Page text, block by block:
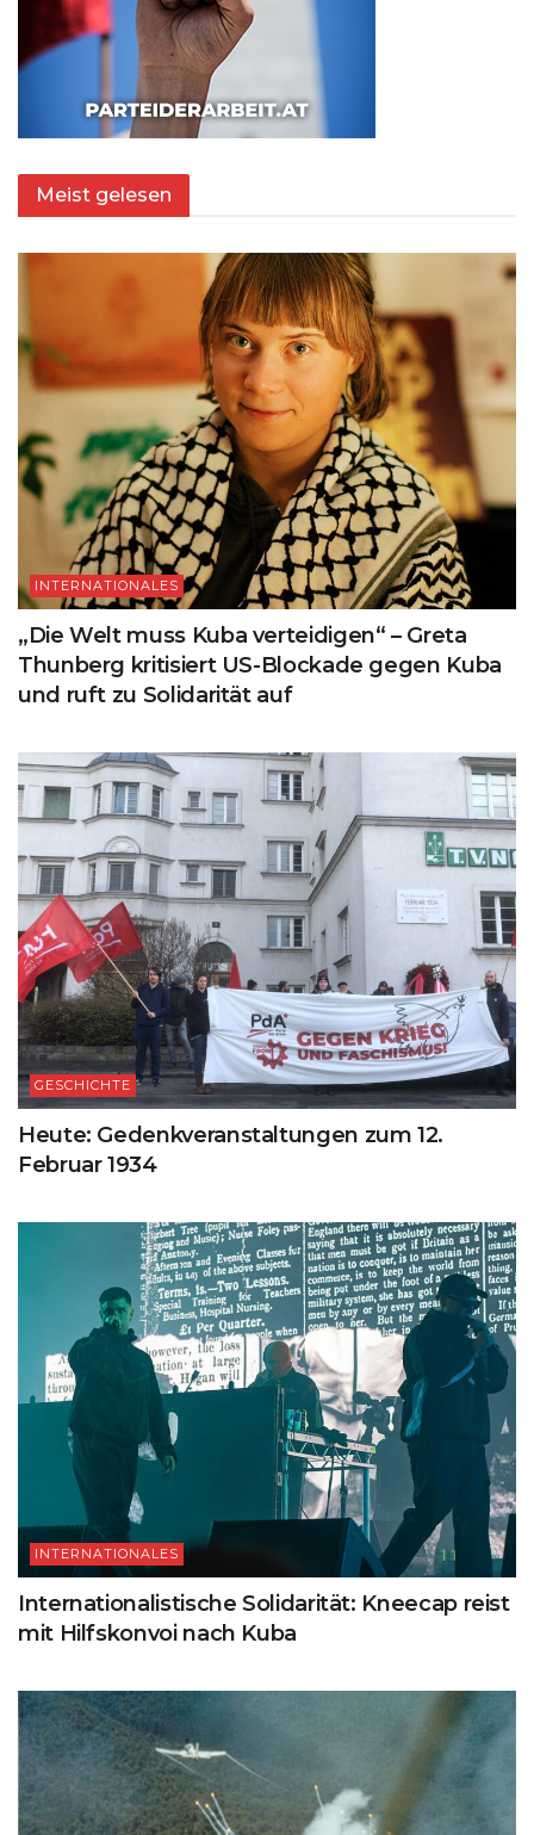
Meist gelesen
INTERNATIONALES
„Die Welt muss Kuba verteidigen“ – Greta
Thunberg kritisiert US-Blockade gegen Kuba
und ruft zu Solidarität auf
GESCHICHTE
Heute: Gedenkveranstaltungen zum 12.
Februar 1934
INTERNATIONALES
Internationalistische Solidarität: Kneecap reist
mit Hilfskonvoi nach Kuba